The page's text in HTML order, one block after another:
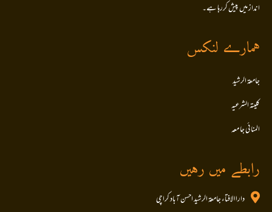
انداز میں پیش کررہا ہے۔
ہمارے لنکس
جامعۃ الرشید
کلیتہ الشرعیہ
المنا ئی جا معہ
رابطے میں رہیں
داراالافتاء جامعۃ الرشید احسن آباد کراچی